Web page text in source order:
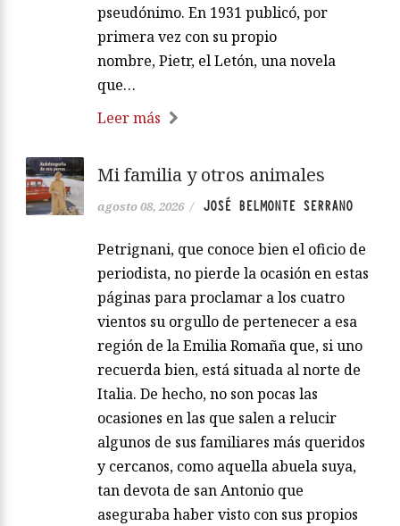
pseudónimo. En 1931 publicó, por
primera vez con su propio
nombre, Pietr, el Letón, una novela
que…
Leer más
Mi familia y otros animales
agosto 08, 2026 / JOSÉ BELMONTE SERRANO
Petrignani, que conoce bien el oficio de
periodista, no pierde la ocasión en estas
páginas para proclamar a los cuatro
vientos su orgullo de pertenecer a esa
región de la Emilia Romaña que, si uno
recuerda bien, está situada al norte de
Italia. De hecho, no son pocas las
ocasiones en las que salen a relucir
algunos de sus familiares más queridos
y cercanos, como aquella abuela suya,
tan devota de san Antonio que
aseguraba haber visto con sus propios